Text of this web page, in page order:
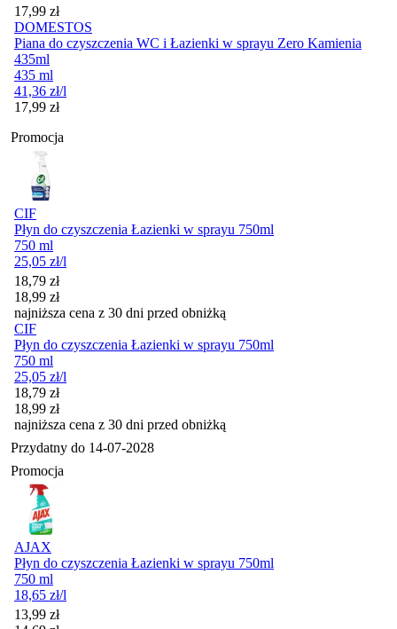
Cena
17,99 zł
DOMESTOS
Piana do czyszczenia WC i Łazienki w sprayu Zero Kamienia
435ml
435 ml
41,36 zł/l
Cena
17,99 zł
Promocja
CIF
Płyn do czyszczenia Łazienki w sprayu 750ml
750 ml
25,05 zł/l
Cena promocyjna
18,79 zł
18,99 zł
najniższa cena z 30 dni przed obniżką
CIF
Płyn do czyszczenia Łazienki w sprayu 750ml
750 ml
25,05 zł/l
Cena promocyjna
18,79 zł
18,99 zł
najniższa cena z 30 dni przed obniżką
Przydatny do 14-07-2028
Promocja
AJAX
Płyn do czyszczenia Łazienki w sprayu 750ml
750 ml
18,65 zł/l
Cena promocyjna
13,99 zł